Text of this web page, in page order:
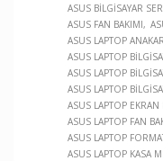
ASUS BILGISAYAR
ASUS FAN BAKIMI
ASUS LAPTOP
ASUS LAPTOP
ASUS LAPTOP
ASUS LAPTOP
ASUS LAPTOP EKRAN
ASUS LAPTOP FAN
ASUS LAPTOP
ASUS LAPTOP KASA